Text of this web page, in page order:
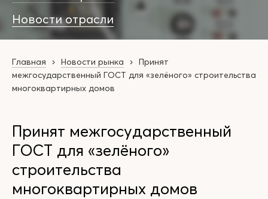
Новости отрасли
Главная Новости рынка
Принят
межгосударственный ГОСТ для «зелёного» строительства
многоквартирных домов
Принят межгосударственный
ГОСТ для «зелёного»
строительства
многоквартирных домов